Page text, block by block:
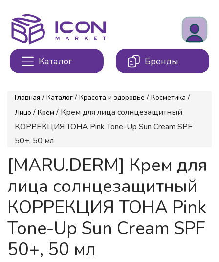
Каталог Бренды
Главная / Каталог / Красота и здоровье / Косметика /
Лицо / Крем / Крем для лица солнцезащитный
КОРРЕКЦИЯ ТОНА Pink Tone-Up Sun Cream SPF
50+, 50 мл
[MARU.DERM] Крем для
лица солнцезащитный
КОРРЕКЦИЯ ТОНА Pink
Tone-Up Sun Cream SPF
50+, 50 мл